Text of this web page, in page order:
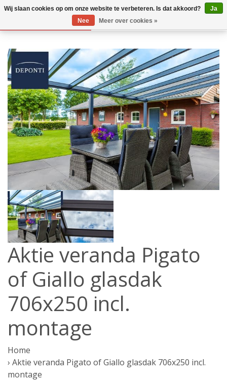
Aktie veranda Pigato
of Giallo glasdak
706x250 incl.
montage
Home
› Aktie veranda Pigato of Giallo glasdak 706x250 incl.
montage
Wij slaan cookies op om onze website te verbeteren. Is dat akkoord?
Ja
Nee
Meer over cookies »